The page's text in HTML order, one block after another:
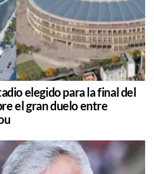
elegido para la final del
el gran duelo entre